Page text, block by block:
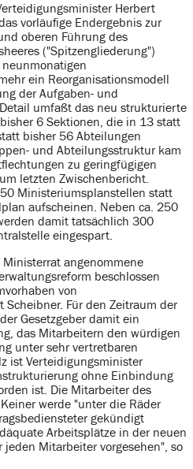
Herbert
vorläufige Endergebnis zur
oberen Führung des
("Spitzengliederung")
ein Reorganisationsmodell
der Aufgaben- und
umfaßt das neu strukturierte
6 Sektionen, die in 13 statt
bisher 56 Abteilungen
und Abteilungsstruktur kam
zu geringfügigen
letzten Zwischenbericht.
Ministeriumsplanstellen statt
aufscheinen. Neben ca. 250
damit tatsächlich 300
eingespart.
angenommene
beschlossen
von
Für den Zeitraum der
Gesetzgeber damit ein
das Mitarbeitern den würdigen
unter sehr vertretbaren
ist Verteidigungsminister
ohne Einbindung
ist. Die Mitarbeiter des
werde "unter die Räder
gekündigt
Arbeitsplätze in der neuen
Mitarbeiter vorgesehen", so